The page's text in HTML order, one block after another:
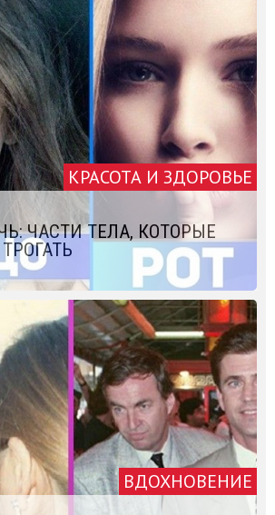
КРАСОТА И ЗДОРОВЬЕ
ЧАСТИ ТЕЛА, КОТОРЫЕ
ВДОХНОВЕНИЕ